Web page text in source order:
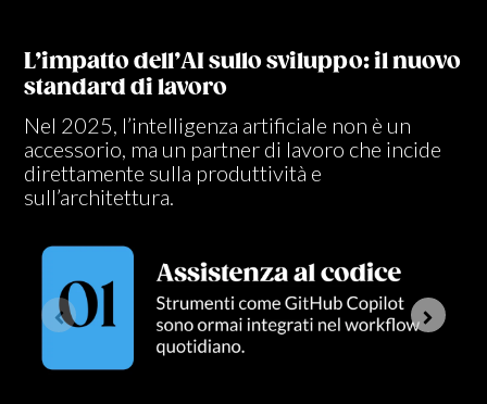
L’impatto dell’AI sullo sviluppo: il nuovo
standard di lavoro
Nel 2025, l’intelligenza artificiale non è un
accessorio, ma un partner di lavoro che incide
direttamente sulla produttività e
sull’architettura.